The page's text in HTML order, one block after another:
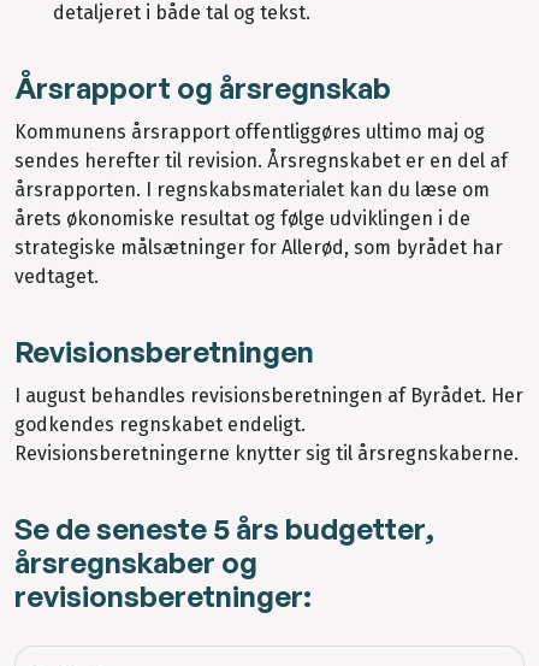
detaljeret i både tal og tekst.
Årsrapport og årsregnskab
Kommunens årsrapport offentliggøres ultimo maj og
sendes herefter til revision. Årsregnskabet er en del af
årsrapporten. I regnskabsmaterialet kan du læse om
årets økonomiske resultat og følge udviklingen i de
strategiske målsætninger for Allerød, som byrådet har
vedtaget.
Revisionsberetningen
I august behandles revisionsberetningen af Byrådet. Her
godkendes regnskabet endeligt.
Revisionsberetningerne knytter sig til årsregnskaberne.
Se de seneste 5 års budgetter,
årsregnskaber og
revisionsberetninger: